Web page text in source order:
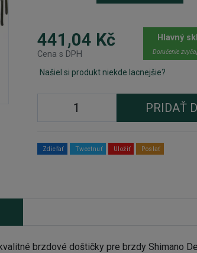
441,04 Kč
Cena s DPH
Hlavný
Doručenie
Našiel si produkt niekde lacnejšie?
PRIDAŤ
Zdieľať Tweetnuť Uložiť Poslať
brzdové doštičky pre brzdy Shimano